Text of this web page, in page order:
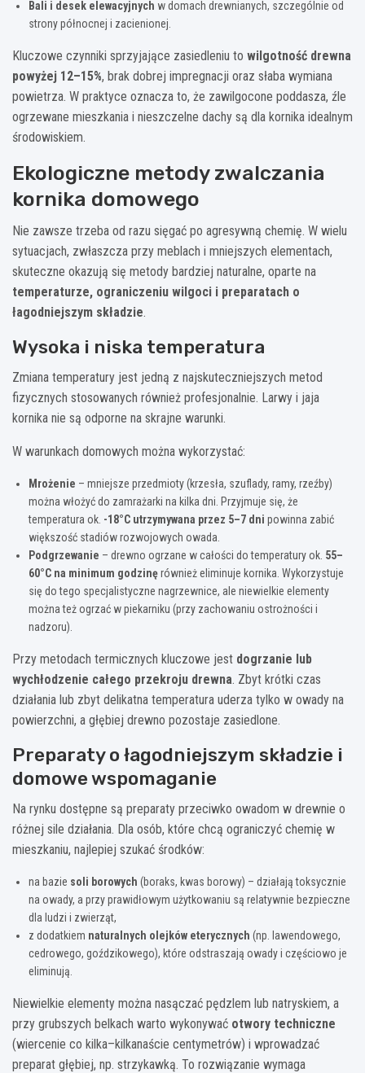
Bali i desek elewacyjnych w domach drewnianych, szczególnie od
strony północnej i zacienionej.
Kluczowe czynniki sprzyjające zasiedleniu to wilgotność drewna
powyżej 12–15%, brak dobrej impregnacji oraz słaba wymiana
powietrza. W praktyce oznacza to, że zawilgocone poddasza, źle
ogrzewane mieszkania i nieszczelne dachy są dla kornika idealnym
środowiskiem.
Ekologiczne metody zwalczania
kornika domowego
Nie zawsze trzeba od razu sięgać po agresywną chemię. W wielu
sytuacjach, zwłaszcza przy meblach i mniejszych elementach,
skuteczne okazują się metody bardziej naturalne, oparte na
temperaturze, ograniczeniu wilgoci i preparatach o
łagodniejszym składzie.
Wysoka i niska temperatura
Zmiana temperatury jest jedną z najskuteczniejszych metod
fizycznych stosowanych również profesjonalnie. Larwy i jaja
kornika nie są odporne na skrajne warunki.
W warunkach domowych można wykorzystać:
Mrożenie – mniejsze przedmioty (krzesła, szuflady, ramy, rzeźby)
można włożyć do zamrażarki na kilka dni. Przyjmuje się, że
temperatura ok. -18°C utrzymywana przez 5–7 dni powinna zabić
większość stadiów rozwojowych owada.
Podgrzewanie – drewno ogrzane w całości do temperatury ok. 55–
60°C na minimum godzinęrównież eliminuje kornika. Wykorzystuje
się do tego specjalistyczne nagrzewnice, ale niewielkie elementy
można też ogrzać w piekarniku (przy zachowaniu ostrożności i
nadzoru).
Przy metodach termicznych kluczowe jest dogrzanie lub
wychłodzenie całego przekroju drewna. Zbyt krótki czas
działania lub zbyt delikatna temperatura uderza tylko w owady na
powierzchni, a głębiej drewno pozostaje zasiedlone.
Preparaty o łagodniejszym składzie i
domowe wspomaganie
Na rynku dostępne są preparaty przeciwko owadom w drewnie o
różnej sile działania. Dla osób, które chcą ograniczyć chemię w
mieszkaniu, najlepiej szukać środków:
na bazie soli borowych (boraks, kwas borowy) – działają toksycznie
na owady, a przy prawidłowym użytkowaniu są relatywnie bezpieczne
dla ludzi i zwierząt,
z dodatkiem naturalnych olejków eterycznych (np. lawendowego,
cedrowego, goździkowego), które odstraszają owady i częściowo je
eliminują.
Niewielkie elementy można nasączać pędzlem lub natryskiem, a
przy grubszych belkach warto wykonywać otwory techniczne
(wiercenie co kilka–kilkanaście centymetrów) i wprowadzać
preparat głębiej, np. strzykawką. To rozwiązanie wymaga